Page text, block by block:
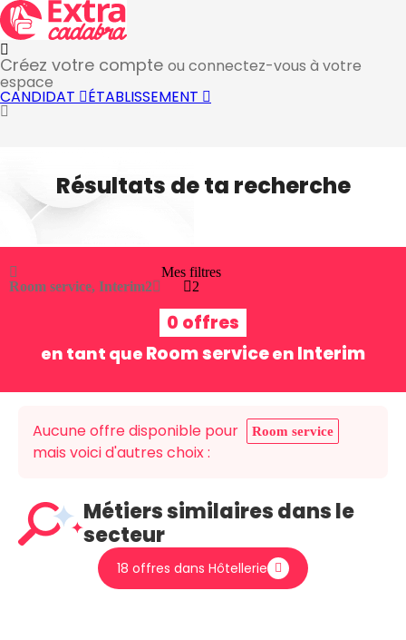
Créez votre compte ou connectez-vous à votre
espace
CANDIDAT ÉTABLISSEMENT
Résultats de ta recherche
Room service, Interim2
Mes filtres
2
0 offres
en tant que Room serviceen Interim
Aucune offre disponible pour Room service
mais voici d'autres choix :
Métiers similaires dans le
secteur
18 offres dans Hôtellerie